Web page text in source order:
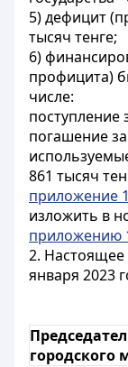
5) дефицит
тысяч тенге;
6)
профицита)
числе:
поступление
погашение
861 тысяч
приложение 1
изложить в
приложению
2. Настоящее
января 2023
городского